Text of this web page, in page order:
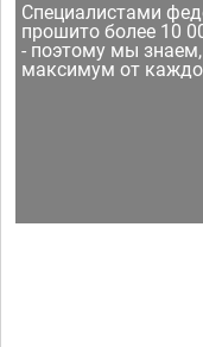
Специалистами
прошито более 10
- поэтому мы
максимум от